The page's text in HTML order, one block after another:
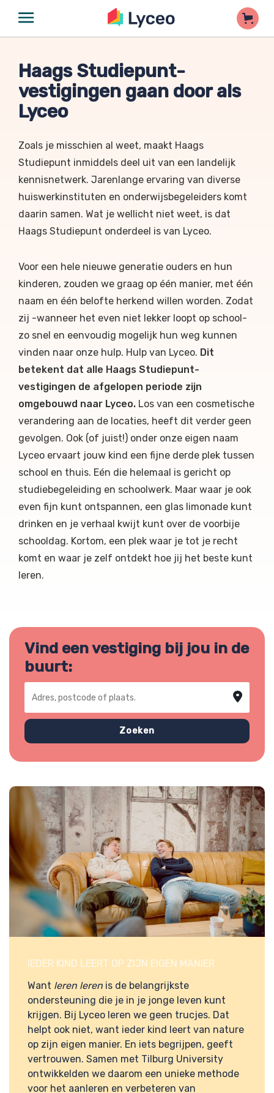
Haags Studiepunt-
vestigingen gaan door als
Lyceo
Zoals je misschien al weet, maakt Haags
Studiepunt inmiddels deel uit van een landelijk
kennisnetwerk. Jarenlange ervaring van diverse
huiswerkinstituten en onderwijsbegeleiders komt
daarin samen. Wat je wellicht niet weet, is dat
Haags Studiepunt onderdeel is van Lyceo.
Voor een hele nieuwe generatie ouders en hun
kinderen, zouden we graag op één manier, met één
naam en één belofte herkend willen worden. Zodat
zij -wanneer het even niet lekker loopt op school-
zo snel en eenvoudig mogelijk hun weg kunnen
vinden naar onze hulp. Hulp van Lyceo. Dit
betekent dat alle Haags Studiepunt-
vestigingen de afgelopen periode zijn
omgebouwd naar Lyceo. Los van een cosmetische
verandering aan de locaties, heeft dit verder geen
gevolgen. Ook (of juist!) onder onze eigen naam
Lyceo ervaart jouw kind een fijne derde plek tussen
school en thuis. Eén die helemaal is gericht op
studiebegeleiding en schoolwerk. Maar waar je ook
even fijn kunt ontspannen, een glas limonade kunt
drinken en je verhaal kwijt kunt over de voorbije
schooldag. Kortom, een plek waar je tot je recht
komt en waar je zelf ontdekt hoe jij het beste kunt
leren.
Vind een vestiging bij jou in de
buurt:
Zoeken
IEDER KIND LEERT OP ZIJN EIGEN MANIER
Want leren leren is de belangrijkste
ondersteuning die je in je jonge leven kunt
krijgen. Bij Lyceo leren we geen trucjes. Dat
helpt ook niet, want ieder kind leert van nature
op zijn eigen manier. En iets begrijpen, geeft
vertrouwen. Samen met Tilburg University
ontwikkelden we daarom een unieke methode
voor het aanleren en verbeteren van